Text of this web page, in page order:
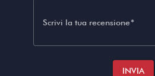
Scrivi la tua recensione
INVIA